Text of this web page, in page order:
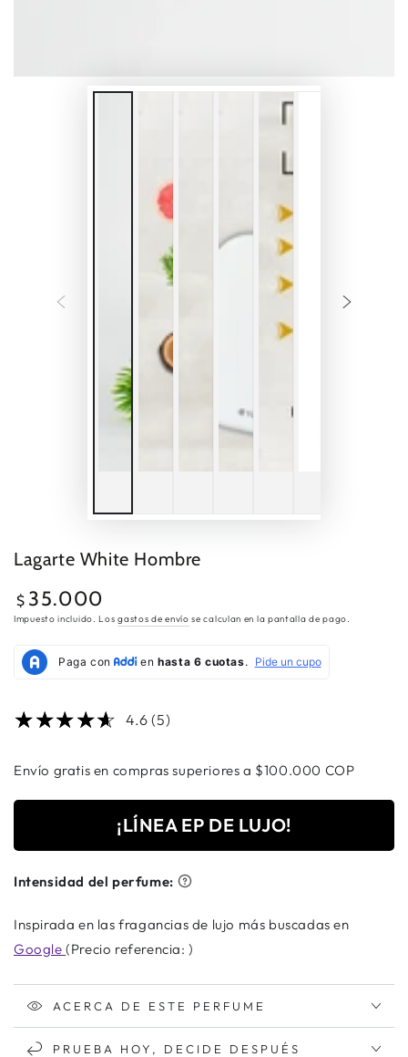
Lagarte White Hombre
Precio
regular
$ 35.000
Impuesto incluido. Losgastos de envío se calculan en la pantalla de pago.
4.6 (5)
Envío gratis en compras superiores a $100.000 COP
¡LÍNEA EP DE LUJO!
Intensidad del perfume:
Inspirada en las fragancias de lujo más buscadas en
Google(Precio referencia: )
ACERCA DE ESTE PERFUME
PRUEBA HOY, DECIDE DESPUÉS